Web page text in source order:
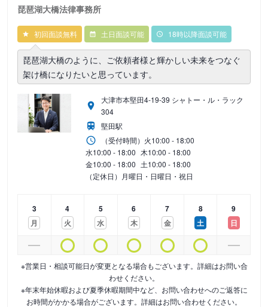
琵琶湖大橋法律事務所
初回面談無料 土日面談可能 18時以降面談可能
琵琶湖大橋のように、ご依頼者様と輝かしい未来をつなぐ
架け橋になりたいと思っています。
大津市本堅田4-19-39 シャトー・ル・ラック
304
堅田駅
（受付時間） 火10:00 - 18:00
水10:00 - 18:00 木10:00 - 18:00
金10:00 - 18:00 土10:00 - 18:00
（定休日）月曜日・日曜日・祝日
3
月
4
火
5
水
6
木
7
金
8
土
9
日
※営業日・相談可能日が変更となる場合もございます。詳細はお問い合
わせください。
※年末年始休暇および夏季休暇期間中など、お問い合わせへのご返答に
お時間がかかる場合がございます。詳細はお問い合わせください。